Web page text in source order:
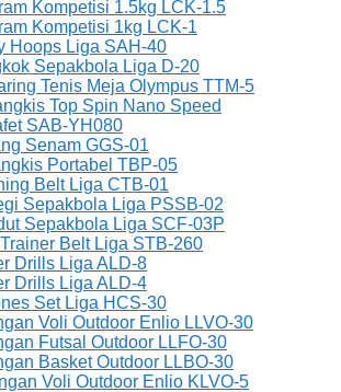
Kompetisi 1.5kg LCK-1.5
Kompetisi 1kg LCK-1
Hoops Liga SAH-40
Sepakbola Liga D-20
Tenis Meja Olympus TTM-5
Top Spin Nano Speed
SAB-YH080
Senam GGS-01
Portabel TBP-05
Belt Liga CTB-01
Sepakbola Liga PSSB-02
Sepakbola Liga SCF-03P
Belt Liga STB-260
Drills Liga ALD-8
Drills Liga ALD-4
Set Liga HCS-30
Voli Outdoor Enlio LLVO-30
Futsal Outdoor LLFO-30
Basket Outdoor LLBO-30
Voli Outdoor Enlio KLVO-5